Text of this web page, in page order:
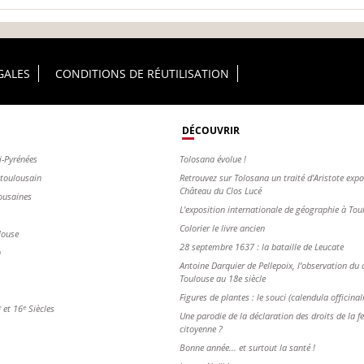
CONDITIONS DE RÉUTILISATION
16ᵉ Siècles
DÉCOUVRIR
Tolosana évolue !
Retrouvez sur Tolosana un traité d'Aristote
Château du Clos Lucé
L'exposition internationale de géographie à
Colorier le livre ancien
28 septembre 1637 : la bataille de Leucate
Antoine Darquier de Pellepoix, l’observation du
Toulouse au 18e siècle
Figures de plantes : le souci (calendula
Une parodie de la déclaration des droits de la
citoyenne ?
Bonne année... et surtout la santé !